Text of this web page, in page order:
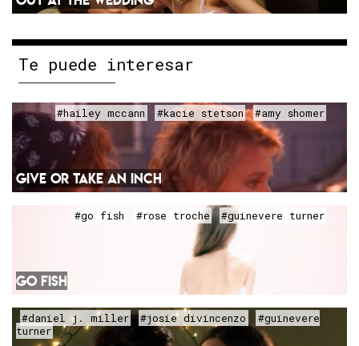
Te puede interesar
#hailey mccann #kacie stetson #amy shomer
GIVE OR TAKE AN INCH
#go fish #rose troche #guinevere turner
GO FISH
#daniel j. miller #josie divincenzo
#guinevere
turner